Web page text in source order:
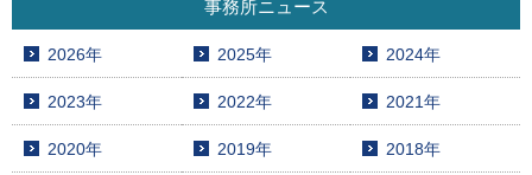
事務所ニュース
2026年 2025年 2024年
2023年 2022年 2021年
2020年 2019年 2018年